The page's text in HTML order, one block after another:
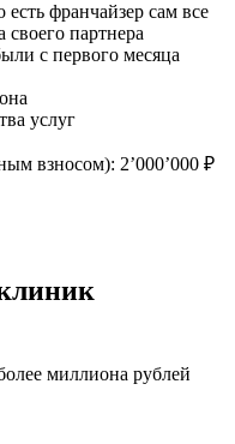
франчайзер сам все
своего партнера
с первого месяца
услуг
взносом): 2’000’000 ₽